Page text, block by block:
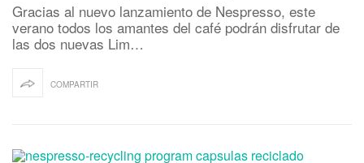
Gracias al nuevo lanzamiento de Nespresso, este
verano todos los amantes del café podrán disfrutar de
las dos nuevas Lim…
COMPARTIR